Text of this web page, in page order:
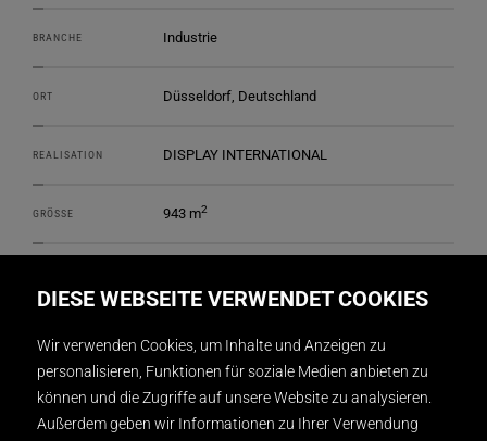
BRANCHE Industrie
ORT Düsseldorf, Deutschland
REALISATION DISPLAY INTERNATIONAL
GRÖSSE 943 m2
DIESE WEBSEITE VERWENDET COOKIES
Wir verwenden Cookies, um Inhalte und Anzeigen zu
personalisieren, Funktionen für soziale Medien anbieten zu
können und die Zugriffe auf unsere Website zu analysieren.
Außerdem geben wir Informationen zu Ihrer Verwendung